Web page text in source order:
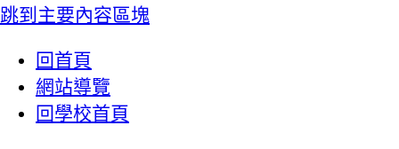
跳到主要內容區塊
回首頁
網站導覽
回學校首頁